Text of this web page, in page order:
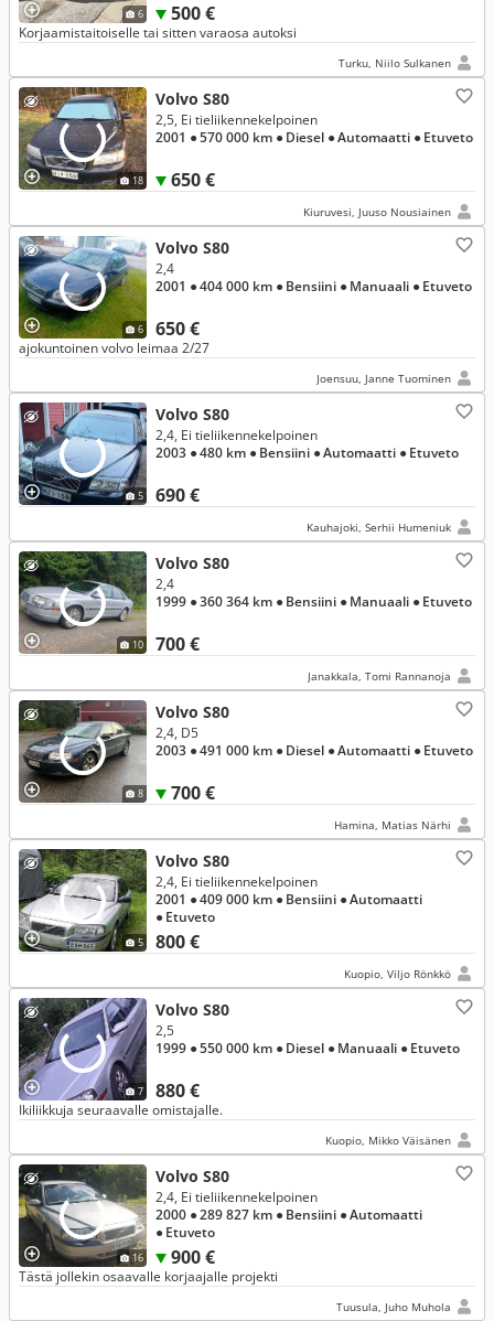
6 500 €
Korjaamistaitoiselle tai sitten varaosa autoksi
Turku, Niilo Sulkanen
18
Volvo S80
650 €
2,5, Ei tieliikennekelpoinen
2001 ● 570 000 km ● Diesel ● Automaatti ● Etuveto
Kiuruvesi, Juuso Nousiainen
6
Volvo S80
650 €
2,4
2001 ● 404 000 km ● Bensiini ● Manuaali ● Etuveto
ajokuntoinen volvo leimaa 2/27
Joensuu, Janne Tuominen
5
Volvo S80
690 €
2,4, Ei tieliikennekelpoinen
2003 ● 480 km ● Bensiini ● Automaatti ● Etuveto
Kauhajoki, Serhii Humeniuk
10
Volvo S80
700 €
2,4
1999 ● 360 364 km ● Bensiini ● Manuaali ● Etuveto
Janakkala, Tomi Rannanoja
8
Volvo S80
700 €
2,4, D5
2003 ● 491 000 km ● Diesel ● Automaatti ● Etuveto
Hamina, Matias Närhi
5
Volvo S80
800 €
2,4, Ei tieliikennekelpoinen
2001 ● 409 000 km ● Bensiini ● Automaatti
● Etuveto
Kuopio, Viljo Rönkkö
7
Volvo S80
880 €
2,5
1999 ● 550 000 km ● Diesel ● Manuaali ● Etuveto
Ikiliikkuja seuraavalle omistajalle.
Kuopio, Mikko Väisänen
16
Volvo S80
900 €
2,4, Ei tieliikennekelpoinen
2000 ● 289 827 km ● Bensiini ● Automaatti
● Etuveto
Tästä jollekin osaavalle korjaajalle projekti
Tuusula, Juho Muhola